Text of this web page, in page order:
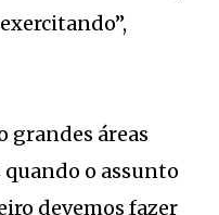
grandes áreas
quando o assunto
devemos fazer